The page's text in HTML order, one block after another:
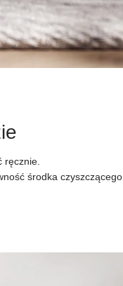
ręcznie.
środka czyszczącego,